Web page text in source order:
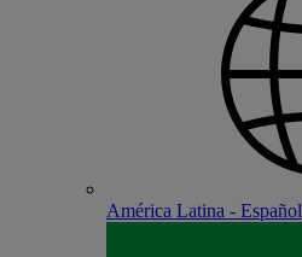
América Latina - Español